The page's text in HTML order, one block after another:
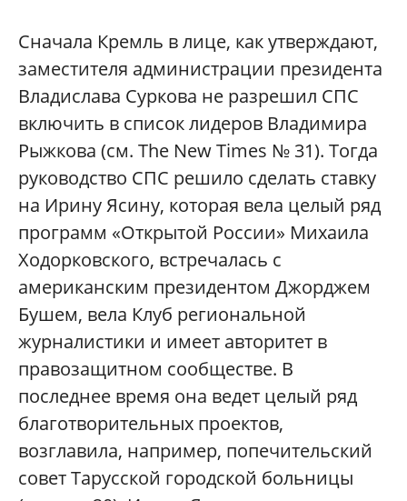
Сначала Кремль в лице, как утверждают,
заместителя администрации президента
Владислава Суркова не разрешил СПС
включить в список лидеров Владимира
Рыжкова (см. The New Times № 31). Тогда
руководство СПС решило сделать ставку
на Ирину Ясину, которая вела целый ряд
программ «Открытой России» Михаила
Ходорковского, встречалась с
американским президентом Джорджем
Бушем, вела Клуб региональной
журналистики и имеет авторитет в
правозащитном сообществе. В
последнее время она ведет целый ряд
благотворительных проектов,
возглавила, например, попечительский
совет Тарусской городской больницы